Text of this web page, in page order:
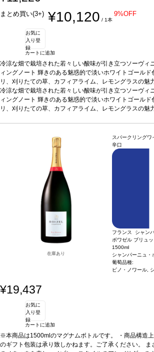
まとめ買い(3+) ¥10,120 / 1本
9%OFF
お気に
入り登
録
カートに追加
冷涼な畑で栽培された若々しい酸味が引き立つソーヴィ
ィングノート 輝きのある魅惑的で淡いホワイトゴール
リ、刈りたての草、カフィアライム、レモングラスの魅
涎の酸味が際立ち、ほのかなレモンライムシャーベット
イ、グレープフルーツピールのニュアンスが口中を満た
ムのミッドパレットが表れ、フィニッシュにはキーライ
合、在庫があり価格が同様の場合は自動的に次のヴィン
冷涼な畑で栽培された若々しい酸味が引き立つソーヴィ
ィングノート 輝きのある魅惑的で淡いホワイトゴール
リ、刈りたての草、カフィアライム、レモングラスの魅
ムのミッドパレットが表れ、フィニッシュにはキーライ
引き締まった素晴らしい酸味に迎えられる。合う料理
葡萄品種 ソーヴィニヨン・ブラン
合、在庫があり価格が同様の場合は自動的に次のヴィン
在庫あり
スパークリングワ
辛口
フランス シャン
ボワゼル ブリュ
1500ml
シャンパーニュ・
葡萄品種:
ピノ・ノワール,
¥19,437
お気に
入り登
録
カートに追加
※本商品は1500mlのマグナムボトルです。 ・商品構造
のギフト包装は承り致しかねます。ご了承ください。 まさにボワゼル・ファミリー